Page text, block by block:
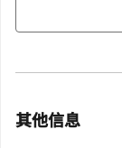
其他信息